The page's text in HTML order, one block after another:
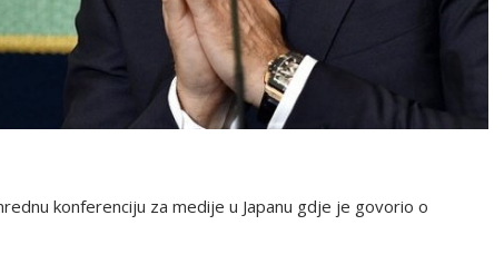
konferenciju za medije u Japanu gdje je govorio o